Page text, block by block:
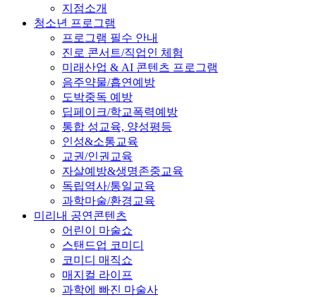
지점소개
청소년 프로그램
프로그램 필수 안내
진로 콘서트/직업인 체험
미래산업 & AI 콘텐츠 프로그램
음주약물/흡연예방
도박중독 예방
딥페이크/학교폭력예방
통합 성교육, 양성평등
인성&소통교육
교권/인권교육
자살예방&생명존중교육
독립역사/통일교육
과학마술/환경교육
미리내 공연콘텐츠
어린이 마술쇼
스탠드업 코미디
코미디 매직쇼
매지컬 라이프
과학에 빠진 마술사